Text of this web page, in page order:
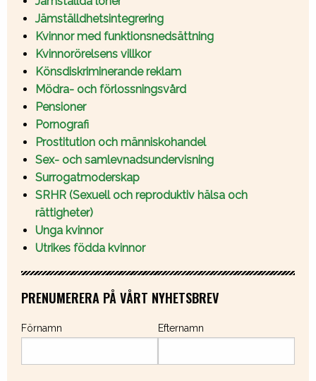
Jämställdhetsintegrering
Kvinnor med funktionsnedsättning
Kvinnorörelsens villkor
Könsdiskriminerande reklam
Mödra- och förlossningsvård
Pensioner
Pornografi
Prostitution och människohandel
Sex- och samlevnadsundervisning
Surrogatmoderskap
SRHR (Sexuell och reproduktiv hälsa och
rättigheter)
Unga kvinnor
Utrikes födda kvinnor
PRENUMERERA PÅ VÅRT NYHETSBREV
Förnamn Efternamn